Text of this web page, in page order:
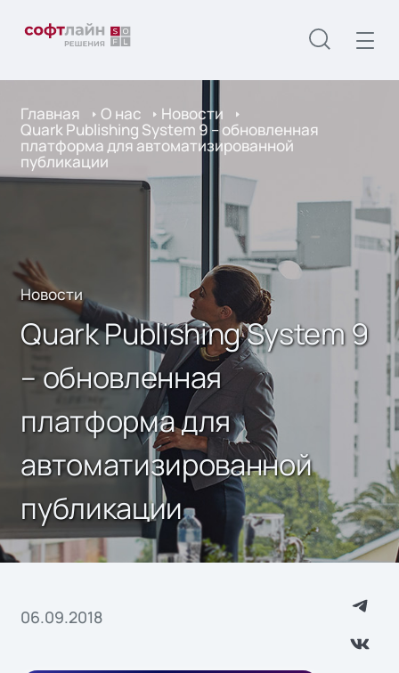
Главная О нас Новости
Quark Publishing System 9 – обновленная
платформа для автоматизированной
публикации
Новости
Quark Publishing System 9
– обновленная
платформа для
автоматизированной
публикации
06.09.2018